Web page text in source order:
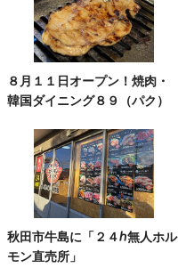
８月１１日オープン！焼肉・
韓国ダイニング８９（パク）
秋田市牛島に「２４ℎ無人ホル
モン直売所」